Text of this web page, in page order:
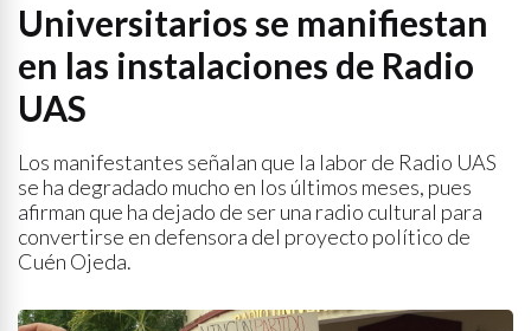
Universitarios se manifiestan
en las instalaciones de Radio
UAS
Los manifestantes señalan que la labor de Radio UAS
se ha degradado mucho en los últimos meses, pues
afirman que ha dejado de ser una radio cultural para
convertirse en defensora del proyecto político de
Cuén Ojeda.